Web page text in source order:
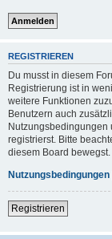
REGISTRIEREN
Du musst in diesem
Registrierung ist in
weitere Funktionen
Benutzern auch
Nutzungsbedingungen
registrierst. Bitte
diesem Board bewegst.
Nutzungsbedingungen
Registrieren